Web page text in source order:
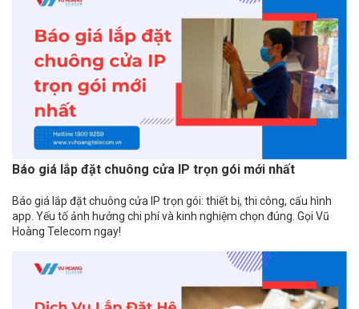
Báo giá lắp đặt chuông cửa IP trọn gói mới nhất
Báo giá lắp đặt chuông cửa IP trọn gói: thiết bị, thi công, cấu hình
app. Yếu tố ảnh hưởng chi phí và kinh nghiệm chọn đúng. Gọi Vũ
Hoàng Telecom ngay!